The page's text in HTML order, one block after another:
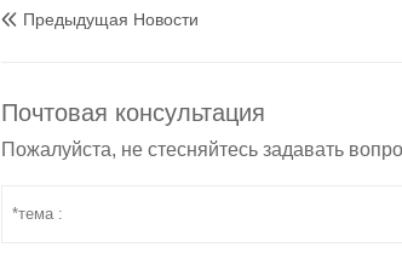
 Предыдущая Hовости
Почтовая консультация
Пожалуйста, не стесняйтесь задавать